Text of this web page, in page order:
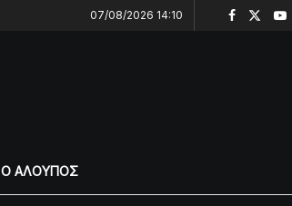
07/08/2026 14:10
Ο ΑΛΟΥΠΟΣ